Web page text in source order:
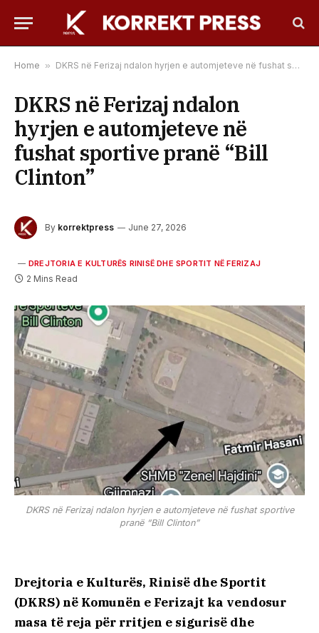
Home » DKRS në Ferizaj ndalon hyrjen e automjeteve në fushat sportive pranë “Bill Clinton”
DKRS në Ferizaj ndalon
hyrjen e automjeteve në
fushat sportive pranë “Bill
Clinton”
By korrektpress June 27, 2026
DREJTORIA E KULTURËS RINISË DHE SPORTIT NË FERIZAJ
2 Mins Read
DKRS në Ferizaj ndalon hyrjen e automjeteve në fushat sportive
pranë “Bill Clinton”
Drejtoria e Kulturës, Rinisë dhe Sportit
(DKRS) në Komunën e Ferizajt ka vendosur
masa të reja për rritjen e sigurisë dhe